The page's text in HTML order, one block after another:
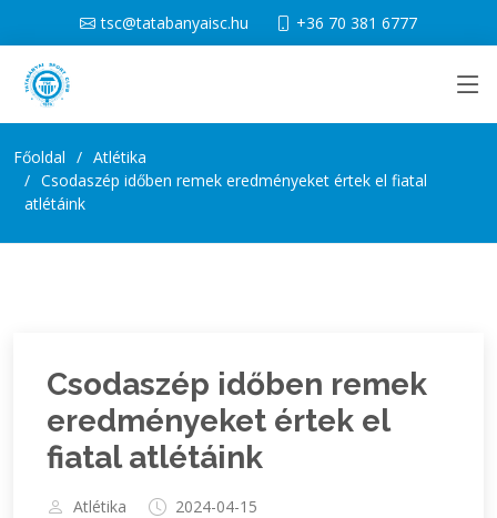
tsc@tatabanyaisc.hu +36 70 381 6777
Főoldal
Atlétika
Csodaszép időben remek eredményeket értek el fiatal
atlétáink
Csodaszép időben remek
eredményeket értek el
fiatal atlétáink
Atlétika 2024-04-15